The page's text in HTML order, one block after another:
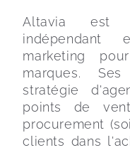
Altavia est
indépendant
marketing
marques.
stratégie
points de
procurement
clients dans